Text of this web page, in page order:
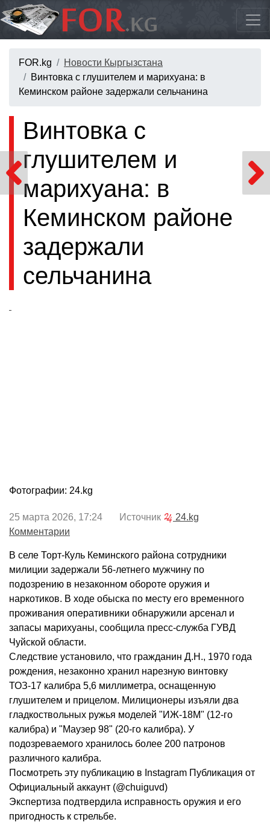
FOR.kg
Новости Кыргызстана
Винтовка с глушителем и марихуана: в
Кеминском районе задержали сельчанина
Винтовка с
глушителем и
марихуана: в
Кеминском районе
задержали
сельчанина
Фотографии: 24.kg
25 марта 2026, 17:24 Источник
24.kg
Комментарии
В селе Торт-Куль Кеминского района сотрудники
милиции задержали 56-летнего мужчину по
подозрению в незаконном обороте оружия и
наркотиков. В ходе обыска по месту его временного
проживания оперативники обнаружили арсенал и
запасы марихуаны, сообщила пресс-служба ГУВД
Чуйской области.
Следствие установило, что гражданин Д.Н., 1970 года
рождения, незаконно хранил нарезную винтовку
ТОЗ-17 калибра 5,6 миллиметра, оснащенную
глушителем и прицелом. Милиционеры изъяли два
гладкоствольных ружья моделей "ИЖ-18М" (12-го
калибра) и "Маузер 98" (20-го калибра). У
подозреваемого хранилось более 200 патронов
различного калибра.
Посмотреть эту публикацию в Instagram Публикация от
Официальный аккаунт (@chuiguvd)
Экспертиза подтвердила исправность оружия и его
пригодность к стрельбе.